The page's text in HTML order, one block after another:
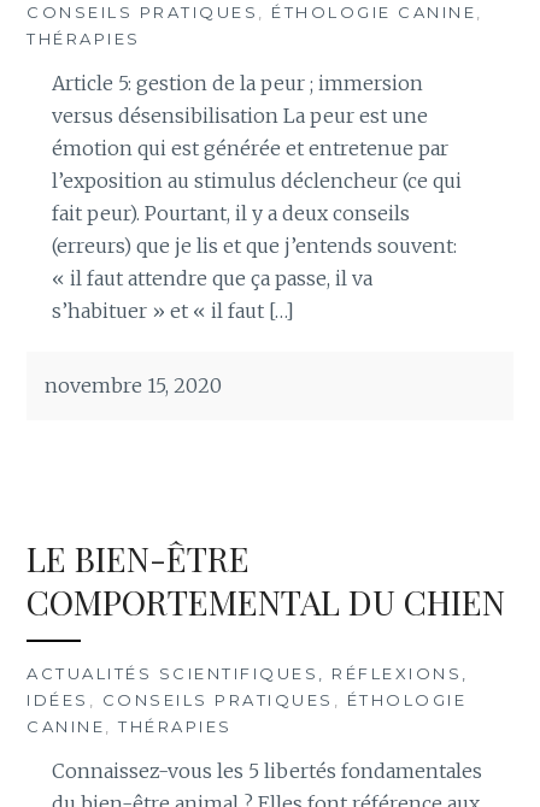
CONSEILS PRATIQUES ÉTHOLOGIE CANINE
THÉRAPIES
Article 5: gestion de la peur ; immersion
versus désensibilisation La peur est une
émotion qui est générée et entretenue par
l’exposition au stimulus déclencheur (ce qui
fait peur). Pourtant, il y a deux conseils
(erreurs) que je lis et que j’entends souvent:
« il faut attendre que ça passe, il va
s’habituer » et « il faut […]
novembre 15, 2020
LE BIEN-ÊTRE
COMPORTEMENTAL DU CHIEN
ACTUALITÉS SCIENTIFIQUES, RÉFLEXIONS,
IDÉES , CONSEILS PRATIQUES , ÉTHOLOGIE
CANINE,THÉRAPIES
Connaissez-vous les 5 libertés fondamentales